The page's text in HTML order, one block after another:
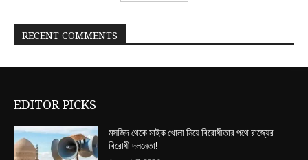
RECENT COMMENTS
EDITOR PICKS
মসজিদ থেকে মাইক খোলা নিয়ে বিরোধীতার পথে রাজ্যের
বিরোধী দলনেতা!